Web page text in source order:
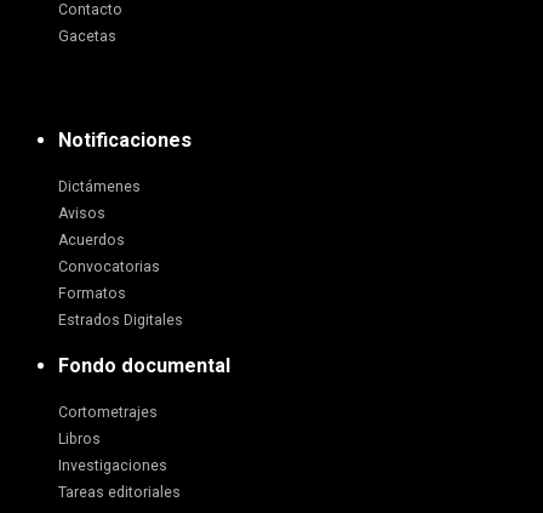
Contacto
Gacetas
Notificaciones
Dictámenes
Avisos
Acuerdos
Convocatorias
Formatos
Estrados Digitales
Fondo documental
Cortometrajes
Libros
Investigaciones
Tareas editoriales